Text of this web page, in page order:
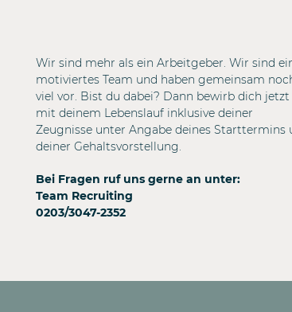
Wir sind mehr als ein Arbeitgeber. Wir sind
motiviertes Team und haben gemeinsam
viel vor. Bist du dabei? Dann bewirb dich jetzt
mit deinem Lebenslauf inklusive deiner
Zeugnisse unter Angabe deines Starttermins
deiner Gehaltsvorstellung.
Bei Fragen ruf uns gerne an unter:
Team Recruiting
0203/3047-2352